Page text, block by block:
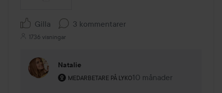
Gilla 3 kommentarer
1736 visningar
Natalie
MEDARBETARE PÅ LYKO
Användarens roll: Medarbetare på Lyko.
10 månader
Kommentaren lades 10